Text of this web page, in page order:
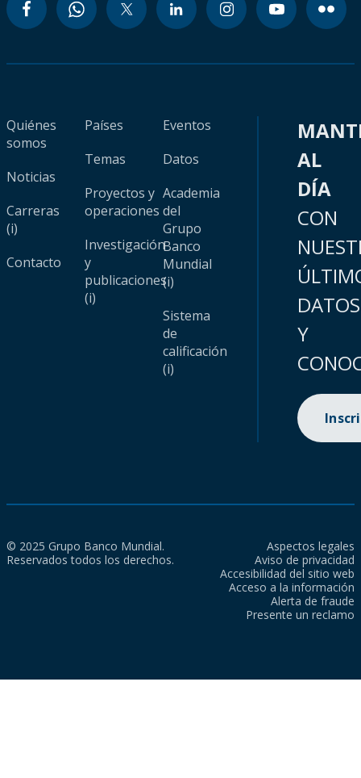
Quiénes
somos
Noticias
Carreras
(i)
Contacto
Países
Temas
Proyectos y
operaciones
Investigación
y
publicaciones
(i)
Eventos
Datos
Academia
del
Grupo
Banco
Mundial
(i)
Sistema
de
calificación
(i)
AL
DÍA
CON
DATOS
Y
© 2025 Grupo Banco Mundial.
Reservados todos los derechos.
Aspectos legales
Aviso de privacidad
Accesibilidad del sitio web
Acceso a la información
Alerta de fraude
Presente un reclamo